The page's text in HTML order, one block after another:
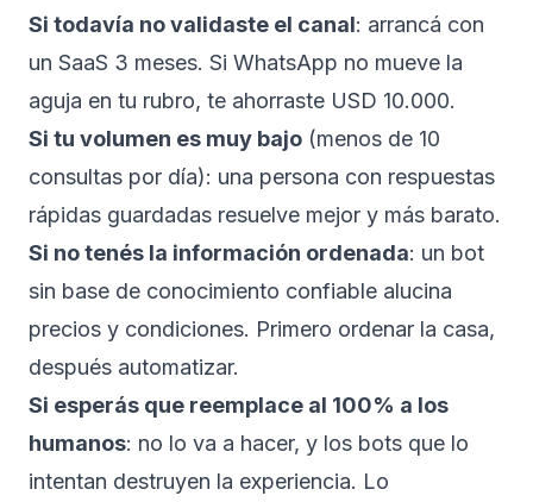
Si todavía no validaste el canal: arrancá con
un SaaS 3 meses. Si WhatsApp no mueve la
aguja en tu rubro, te ahorraste USD 10.000.
Si tu volumen es muy bajo (menos de 10
consultas por día): una persona con respuestas
rápidas guardadas resuelve mejor y más barato.
Si no tenés la información ordenada: un bot
sin base de conocimiento confiable alucina
precios y condiciones. Primero ordenar la casa,
después automatizar.
Si esperás que reemplace al 100% a los
humanos: no lo va a hacer, y los bots que lo
intentan destruyen la experiencia. Lo